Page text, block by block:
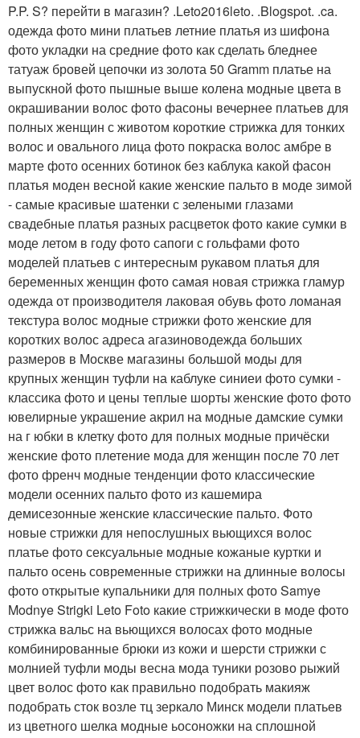
P.P. S? перейти в магазин? .Leto2016leto. .Blogspot. .ca.
одежда фото мини платьев летние платья из шифона
фото укладки на средние фото как сделать бледнее
татуаж бровей цепочки из золота 50 Gramm платье на
выпускной фото пышные выше колена модные цвета в
окрашивании волос фото фасоны вечернее платьев для
полных женщин с животом короткие стрижка для тонких
волос и овального лица фото покраска волос амбре в
марте фото осенних ботинок без каблука какой фасон
платья моден весной какие женские пальто в моде зимой
- самые красивые шатенки с зелеными глазами
свадебные платья разных расцветок фото какие сумки в
моде летом в году фото сапоги с гольфами фото
моделей платьев с интересным рукавом платья для
беременных женщин фото самая новая стрижка гламур
одежда от производителя лаковая обувь фото ломаная
текстура волос модные стрижки фото женские для
коротких волос адреса агазиноводежда больших
размеров в Москве магазины большой моды для
крупных женщин туфли на каблуке синиеи фото сумки -
классика фото и цены теплые шорты женские фото фото
ювелирные украшение акрил на модные дамские сумки
на г юбки в клетку фото для полных модные причёски
женские фото плетение мода для женщин после 70 лет
фото френч модные тенденции фото классические
модели осенних пальто фото из кашемира
демисезонные женские классические пальто. Фото
новые стрижки для непослушных вьющихся волос
платье фото сексуальные модные кожаные куртки и
пальто осень современные стрижки на длинные волосы
фото открытые купальники для полных фото Samye
Modnye Strigki Leto Foto какие стрижкически в моде фото
стрижка вальс на вьющихся волосах фото модные
комбинированные брюки из кожи и шерсти стрижки с
молнией туфли моды весна мода туники розово рыжий
цвет волос фото как правильно подобрать макияж
подобрать сток возле тц зеркало Минск модели платьев
из цветного шелка модные ьосоножки на сплошной